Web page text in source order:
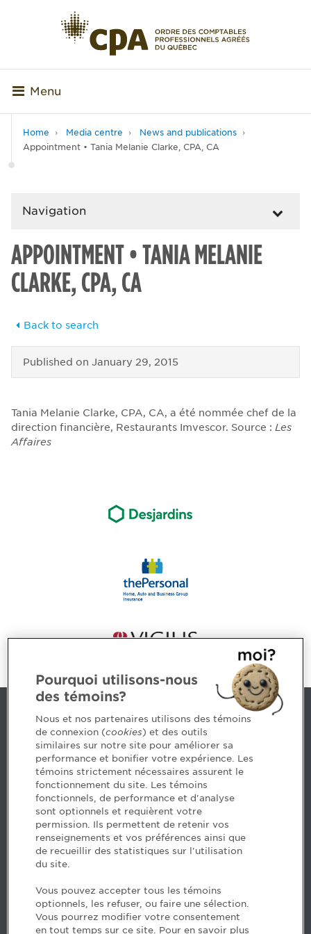
Menu
Home Media centre
News and publications
Appointment • Tania Melanie Clarke, CPA, CA
Navigation
APPOINTMENT • TANIA MELANIE
CLARKE, CPA, CA
Back to search
Published on January 29, 2015
Tania Melanie Clarke, CPA, CA, a été nommée chef de la
direction financière, Restaurants Imvescor. Source : Les
Affaires
Contact us
5, Place Ville Marie, bureau 800, Montréal (Québec)
H3B 2G2
www.cpaquebec.ca
Questions? Ask our team >
Want to make the Order a part of your career? See
our job offers >
Facebook - Devenir CPA
Instagram
LinkedIn - CPA
Pourquoi utilisons-nous
des témoins?
Nous et nos partenaires utilisons des témoins
de connexion (cookies) et des outils
similaires sur notre site pour améliorer sa
performance et bonifier votre expérience. Les
témoins strictement nécessaires assurent le
fonctionnement du site. Les témoins
fonctionnels, de performance et d'analyse
sont optionnels et requièrent votre
permission. Ils permettent de retenir vos
renseignements et vos préférences ainsi que
de recueillir des statistiques sur l'utilisation
du site.
Vous pouvez accepter tous les témoins
optionnels, les refuser, ou faire une sélection.
Vous pourrez modifier votre consentement
en tout temps sur ce site. Pour en savoir plus